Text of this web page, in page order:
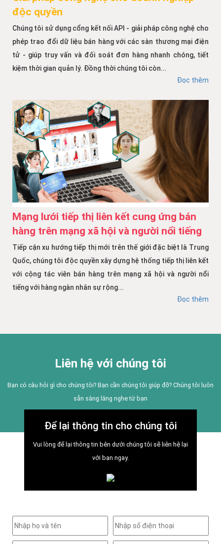
độc quyền
Chúng tôi sử dụng cổng kết nối API - giải pháp công nghệ cho
phép trao đổi dữ liệu bán hàng với các sàn thương mại điện
tử - giúp truy vấn và đối soát đơn hàng nhanh chóng, tiết
kiệm thời gian quản lý. Đồng thời chúng tôi còn...
Đọc thêm
Mạng lưới tiếp thị liên kết cung ứng bán
hàng trên mạng xã hội và người nổi tiếng
Tiếp cận xu hướng tiếp thị mới trên thế giới đặc biệt là Trung
Quốc, chúng tôi độc quyền xây dựng hệ thống tiếp thị liên kết
với cộng tác viên bán hàng trên mạng xã hội và người nổi
tiếng với hàng ngàn nhân sự rộng...
Đọc thêm
Liên hệ với chúng tôi
Bạn có câu hỏi gì cho chúng tôi? Bạn cần chúng tôi giúp đỡ? Chúng tôi luôn
sẵn sàng lắng nghe từ bạn
Để lại thông tin cho chúng tôi
Vui lòng để lại thông tin bên dưới chúng tôi sẽ liên hệ lại
với bạn ngay.